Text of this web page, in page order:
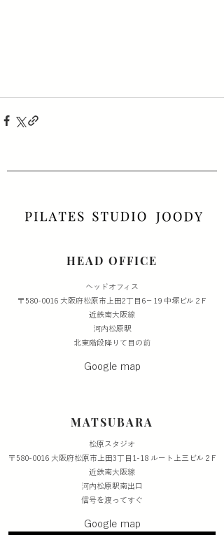
HEAD OFFICE
​ヘッドオフィス
〒580-0016 大阪府松原市上田2丁目6−19 中塚ビル２F
​近鉄南大阪線
河内松原駅
北東階段降りて目の前
Google map
MATSUBARA
松原スタジオ
〒580-0016 大阪府松原市上田3丁目1-18 ルート上三ビル２F
​近鉄南大阪線
河内松原駅南出口
信号を渡ってすぐ
Google map